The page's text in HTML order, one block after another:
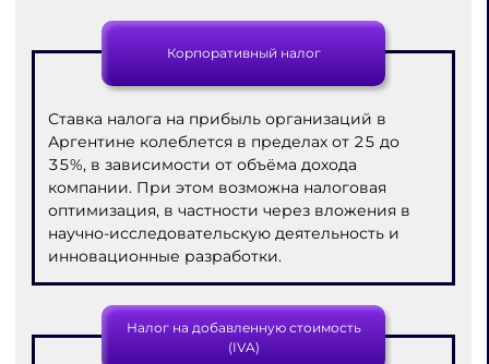
Корпоративный налог
Ставка налога на прибыль организаций в
Аргентине колеблется в пределах от 25 до
35%, в зависимости от объёма дохода
компании. При этом возможна налоговая
оптимизация, в частности через вложения в
научно-исследовательскую деятельность и
инновационные разработки.
Налог на добавленную стоимость
(IVA)